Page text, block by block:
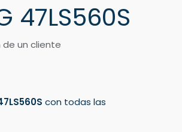
47LS560S
de un cliente
con todas las